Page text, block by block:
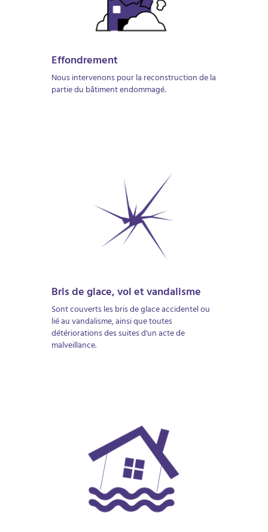
Effondrement
Nous intervenons pour la reconstruction de la
partie du bâtiment endommagé.
Bris de glace, vol et vandalisme
Sont couverts les bris de glace accidentel ou
lié au vandalisme, ainsi que toutes
détériorations des suites d'un acte de
malveillance.